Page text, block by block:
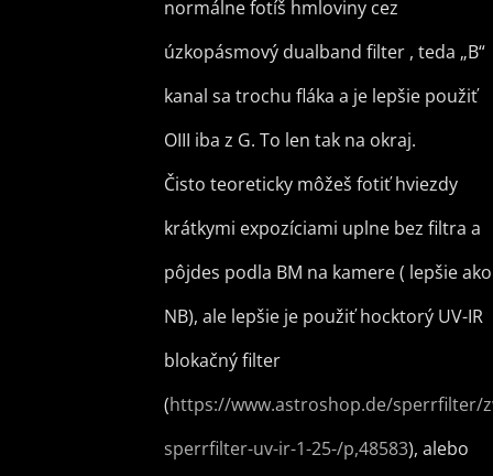
normálne fotíš hmloviny cez
úzkopásmový dualband filter , teda „B“
kanal sa trochu fláka a je lepšie použiť
OIII iba z G. To len tak na okraj.
Čisto teoreticky môžeš fotiť hviezdy
krátkymi expozíciami uplne bez filtra a
pôjdes podla BM na kamere ( lepšie ako
NB), ale lepšie je použiť hocktorý UV-IR
blokačný filter
(https://www.astroshop.de/sperrfilter/
sperrfilter-uv-ir-1-25-/p,48583), alebo